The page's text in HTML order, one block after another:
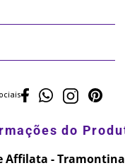
Affilata - Tramontina